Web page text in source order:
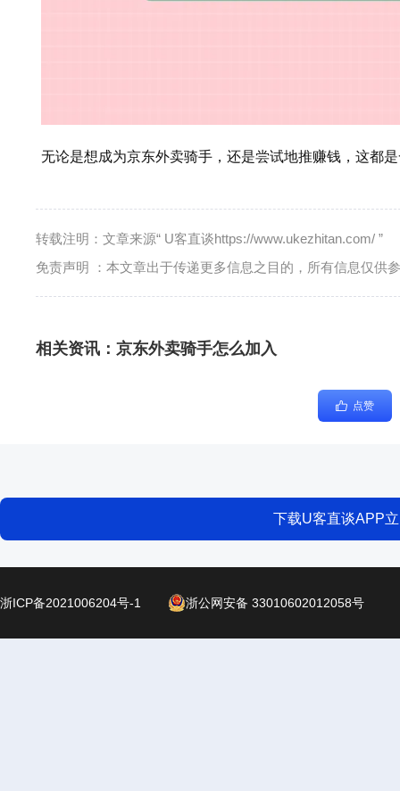
无论是想成为京东外卖骑手，还是尝试地推赚钱，这都
转载注明：文章来源“ U客直谈https://www.ukezhitan.com/ ”
免责声明 ：本文章出于传递更多信息之目的，所有信息仅供
相关资讯： 京东外卖骑手怎么加入
点赞
下载U客直谈APP
浙ICP备2021006204号-1 浙公网安备 33010602012058号